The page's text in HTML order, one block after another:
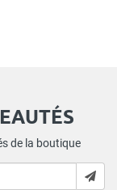
de la boutique